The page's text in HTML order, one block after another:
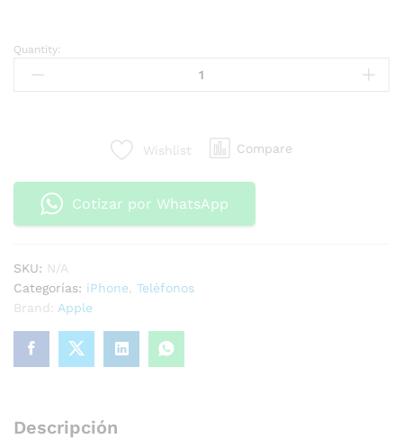
Quantity:
Wishlist Compare
Cotizar por WhatsApp
SKU: N/A
Categorías: iPhone
Teléfonos
Brand: Apple
Descripción